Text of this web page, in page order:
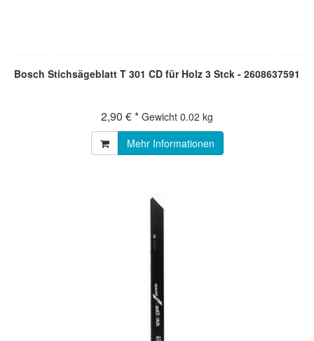
Bosch Stichsägeblatt T 301 CD für Holz 3 Stck - 2608637591
2,90 € * Gewicht 0.02 kg
Mehr Informationen